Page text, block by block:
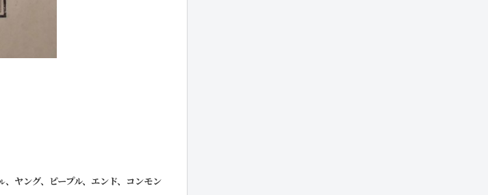
、ヤング、ピープル、エンド、コンモン